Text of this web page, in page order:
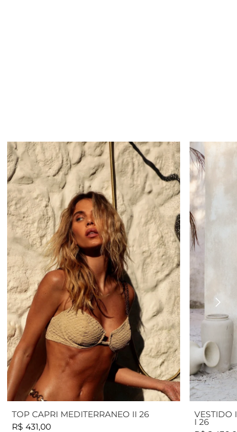
TOP CAPRI MEDITERRANEO II 26
R$ 431,00
VESTIDO
I 26